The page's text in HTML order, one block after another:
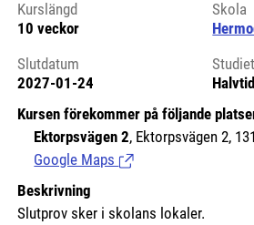
Kurslängd
10 veckor
Skola
Slutdatum
2027-01-24
Kursen förekommer på följande
Ektorpsvägen 2, Ektorpsvägen 2,
Google Maps (Länk till extern sida.)
Beskrivning
Slutprov sker i skolans lokaler.